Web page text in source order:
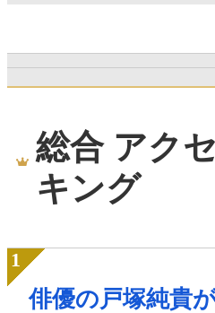
総合 アク
キング
俳優の戸塚純貴